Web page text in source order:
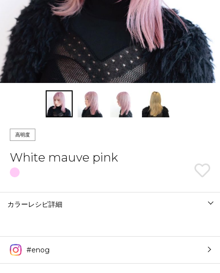
高明度
White mauve pink
カラーレシピ詳細
#enog